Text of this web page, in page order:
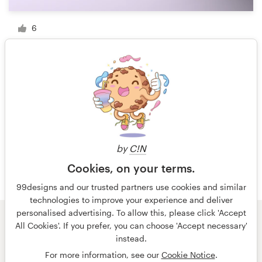
by C!N
Cookies, on your terms.
99designs and our trusted partners use cookies and similar
technologies to improve your experience and deliver
personalised advertising. To allow this, please click 'Accept
All Cookies'. If you prefer, you can choose 'Accept necessary'
instead.
For more information, see our Cookie Notice.
6
1 van 13
© 99designs
door Vista
Algemene voorwaarden